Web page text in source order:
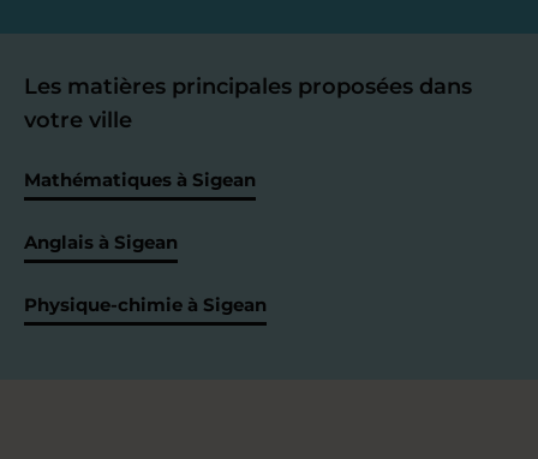
Les matières principales proposées dans
votre ville
Mathématiques à Sigean
Anglais à Sigean
Physique-chimie à Sigean